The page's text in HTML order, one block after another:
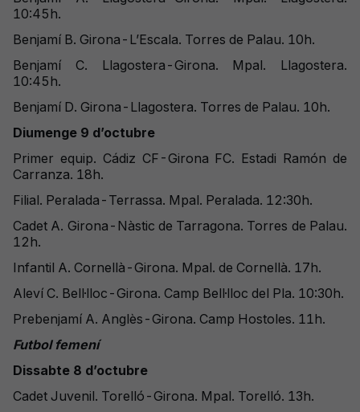
10:45h.
Benjamí B. Girona-L’Escala. Torres de Palau. 10h.
Benjamí C. Llagostera-Girona. Mpal. Llagostera.
10:45h.
Benjamí D. Girona-Llagostera. Torres de Palau. 10h.
Diumenge 9 d’octubre
Primer equip. Cádiz CF-Girona FC. Estadi Ramón de
Carranza. 18h.
Filial. Peralada-Terrassa. Mpal. Peralada. 12:30h.
Cadet A. Girona-Nàstic de Tarragona. Torres de Palau.
12h.
Infantil A. Cornellà-Girona. Mpal. de Cornellà. 17h.
Aleví C. Bell·lloc-Girona. Camp Bell·lloc del Pla. 10:30h.
Prebenjamí A. Anglès-Girona. Camp Hostoles. 11h.
Futbol femení
Dissabte 8 d’octubre
Cadet Juvenil. Torelló-Girona. Mpal. Torelló. 13h.